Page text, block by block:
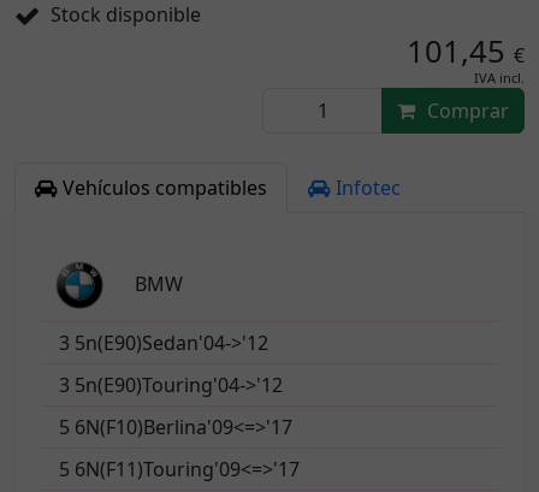
Stock disponible
101,45 €
IVA incl.
Comprar
Vehículos compatibles Infotec
BMW
3 5n(E90)Sedan'04->'12
3 5n(E90)Touring'04->'12
5 6N(F10)Berlina'09<=>'17
5 6N(F11)Touring'09<=>'17